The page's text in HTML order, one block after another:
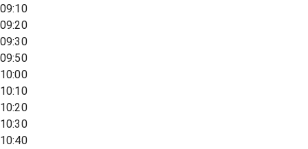
09:10
09:20
09:30
09:50
10:00
10:10
10:20
10:30
10:40